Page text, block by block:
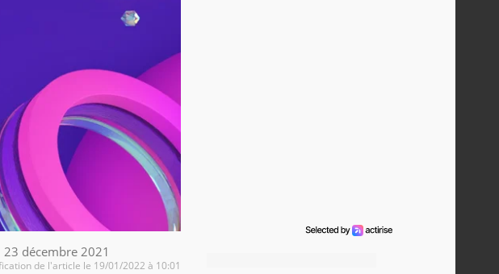
23 décembre 2021
de l'article le 19/01/2022 à 10:01